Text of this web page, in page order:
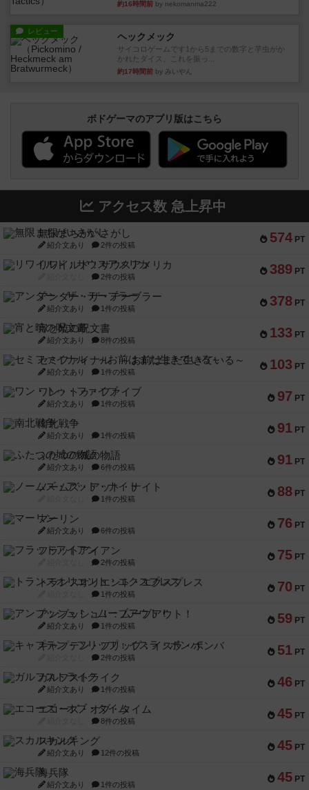
約16時間前 by nekomanma222
レビュー ヘックメック
サイコロゲームです1から5までの数字と芋虫がか
かれたダイス。これを振っ...
約17時間前 by みいやん
ボドゲーマのアプリ版はこちら
アクセス数 急上昇中
574 PT
無限まちがいさがし
紹介文あり 2件の投稿
389 PT
リワイルド：サウスアメリカ
2件の投稿
378 PT
アンダー・ザ・テーブラー
紹介文あり 1件の投稿
133 PT
宵と暁の呪文書
紹介文あり 8件の投稿
103 PT
セミファイナル ～お前はまだ生きている～
紹介文あり 1件の投稿
97 PT
ワン・トゥ・ファイブ
紹介文あり 1件の投稿
91 PT
南北戦争
紹介文あり 1件の投稿
91 PT
ふたつの城の物語
紹介文あり 6件の投稿
88 PT
ノームズ・アット・ナイト
1件の投稿
76 PT
マーリン
紹介文あり 6件の投稿
75 PT
フラットアイアン
2件の投稿
70 PT
トランスオリエント・エクスプレス
1件の投稿
59 PT
アンブッシュ！：ムーブアウト！
紹介文あり 1件の投稿
51 PT
キャプテン・フリップ：イスラ・ボンバ
2件の投稿
46 PT
ガルフストライク
紹介文あり 1件の投稿
45 PT
エコーズ・オブ・タイム
8件の投稿
45 PT
スカルキング
紹介文あり 12件の投稿
45 PT
海兵隊
紹介文あり 1件の投稿